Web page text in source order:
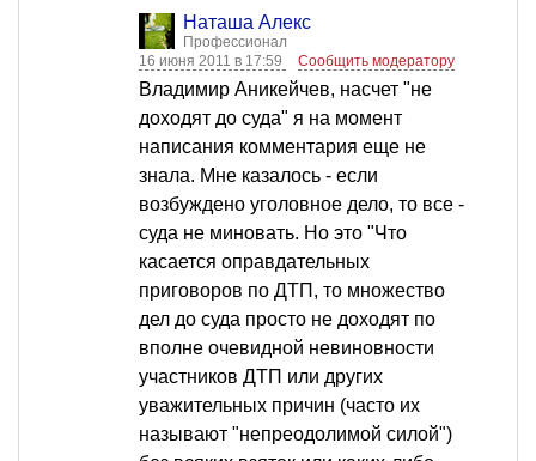
Наташа Алекс
Профессионал
16 июня 2011 в 17:59
Сообщить модератору
Владимир Аникейчев, насчет "не
доходят до суда" я на момент
написания комментария еще не
знала. Мне казалось - если
возбуждено уголовное дело, то все -
суда не миновать. Но это "Что
касается оправдательных
приговоров по ДТП, то множество
дел до суда просто не доходят по
вполне очевидной невиновности
участников ДТП или других
уважительных причин (часто их
называют "непреодолимой силой")